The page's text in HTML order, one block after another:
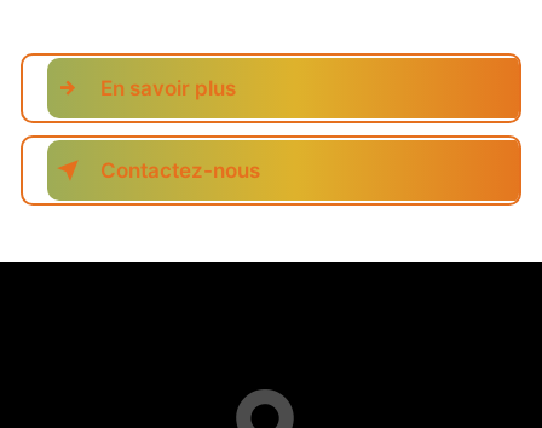
En savoir plus
Contactez-nous